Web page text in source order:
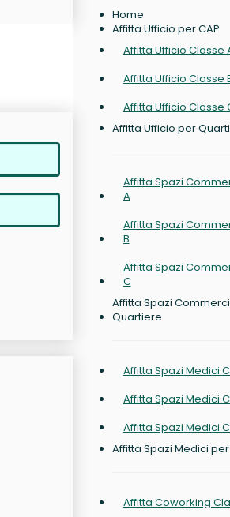
Home
Affitta Ufficio per CAP
Affitta Ufficio Classe
Affitta Ufficio Classe
Affitta Ufficio Classe
Affitta Ufficio per
Affitta Spazi
A
Affitta Spazi
B
Affitta Spazi
C
Affitta Spazi
Quartiere
Affitta Spazi Medici
Affitta Spazi Medici
Affitta Spazi Medici
Affitta Spazi Medici
Affitta Coworking